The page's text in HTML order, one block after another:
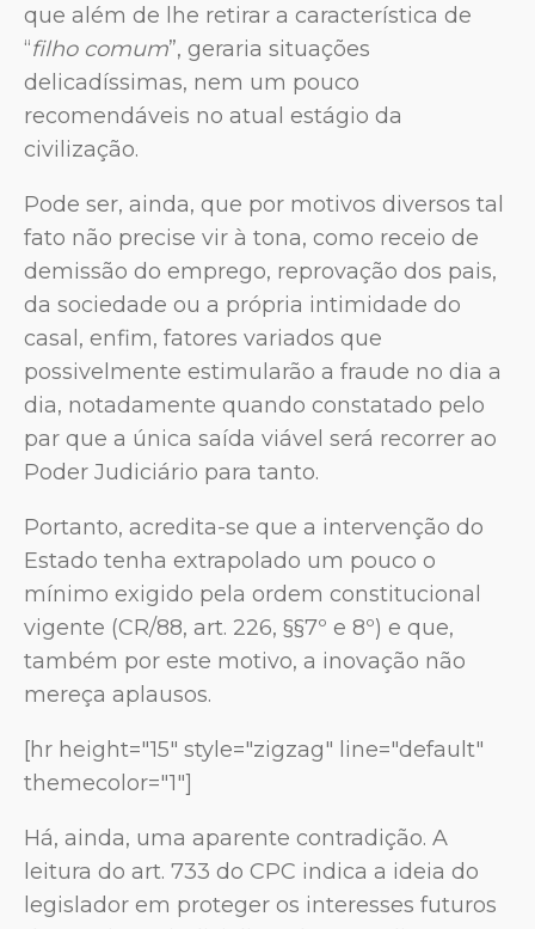
que além de lhe retirar a característica de
“filho comum”, geraria situações
delicadíssimas, nem um pouco
recomendáveis no atual estágio da
civilização.
Pode ser, ainda, que por motivos diversos tal
fato não precise vir à tona, como receio de
demissão do emprego, reprovação dos pais,
da sociedade ou a própria intimidade do
casal, enfim, fatores variados que
possivelmente estimularão a fraude no dia a
dia, notadamente quando constatado pelo
par que a única saída viável será recorrer ao
Poder Judiciário para tanto.
Portanto, acredita-se que a intervenção do
Estado tenha extrapolado um pouco o
mínimo exigido pela ordem constitucional
vigente (CR/88, art. 226, §§7º e 8º) e que,
também por este motivo, a inovação não
mereça aplausos.
[hr height="15" style="zigzag" line="default"
themecolor="1"]
Há, ainda, uma aparente contradição. A
leitura do art. 733 do CPC indica a ideia do
legislador em proteger os interesses futuros